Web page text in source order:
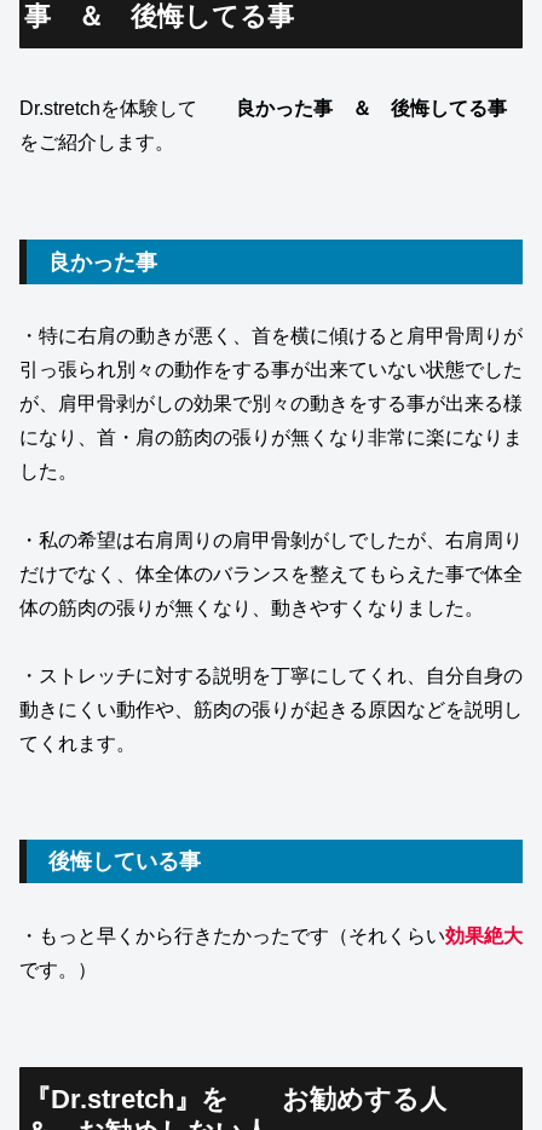
事 ＆ 後悔してる事
Dr.stretchを体験して 良かった事 ＆
後悔してる事
をご紹介します。
良かった事
・特に右肩の動きが悪く、首を横に傾けると肩甲骨周りが
引っ張られ別々の動作をする事が出来ていない状態でした
が、肩甲骨剥がしの効果で別々の動きをする事が出来る様
になり、首・肩の筋肉の張りが無くなり非常に楽になりま
した。
・私の希望は右肩周りの肩甲骨剝がしでしたが、右肩周り
だけでなく、体全体のバランスを整えてもらえた事で体全
体の筋肉の張りが無くなり、動きやすくなりました。
・ストレッチに対する説明を丁寧にしてくれ、自分自身の
動きにくい動作や、筋肉の張りが起きる原因などを説明し
てくれます。
後悔している事
・もっと早くから行きたかったです（それくらい効果絶大
です。）
『Dr.stretch』を お勧めする人